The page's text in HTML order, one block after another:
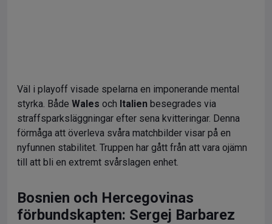
Väl i playoff visade spelarna en imponerande mental
styrka. Både Wales och Italien besegrades via
straffsparksläggningar efter sena kvitteringar. Denna
förmåga att överleva svåra matchbilder visar på en
nyfunnen stabilitet. Truppen har gått från att vara ojämn
till att bli en extremt svårslagen enhet.
Bosnien och Hercegovinas
förbundskapten: Sergej Barbarez